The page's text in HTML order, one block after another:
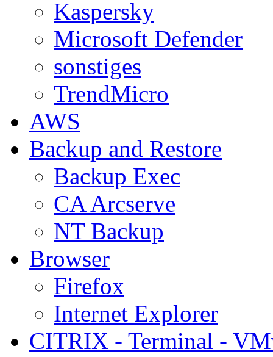
Kaspersky
Microsoft Defender
sonstiges
TrendMicro
AWS
Backup and Restore
Backup Exec
CA Arcserve
NT Backup
Browser
Firefox
Internet Explorer
CITRIX - Terminal -